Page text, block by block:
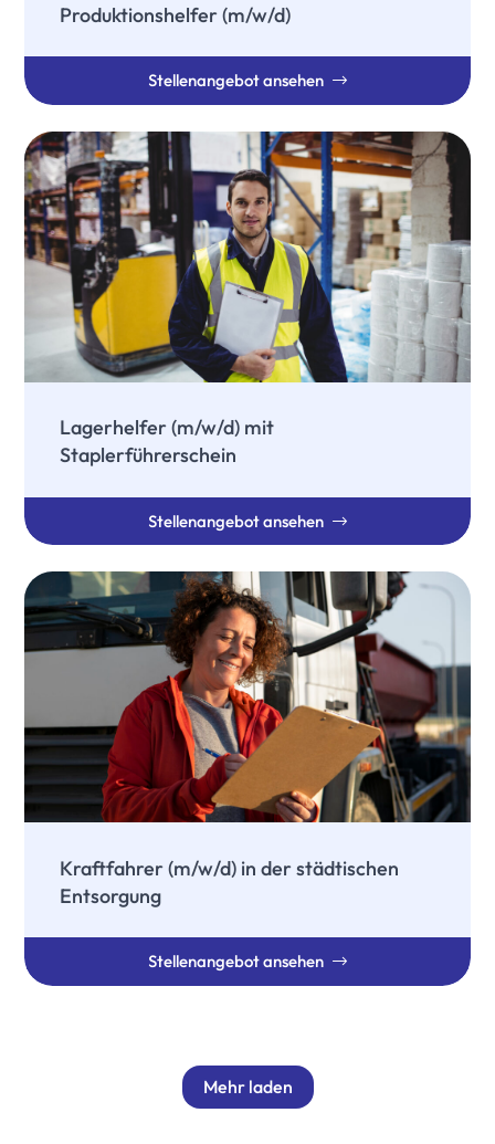
Stellenangebot ansehen
Produktionshelfer (m/w/d)
Stellenangebot ansehen
Lagerhelfer (m/w/d) mit
Staplerführerschein
Stellenangebot ansehen
Kraftfahrer (m/w/d) in der städtischen
Entsorgung
Mehr laden